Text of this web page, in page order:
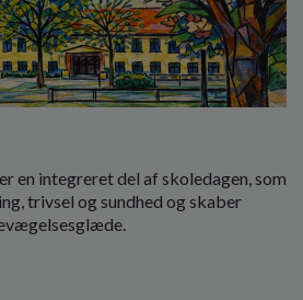
en integreret del af skoledagen, som
trivsel og sundhed og skaber